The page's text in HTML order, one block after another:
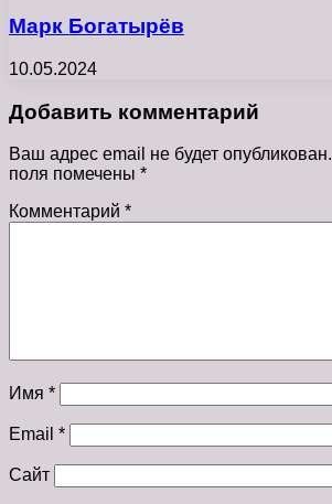
Марк Богатырёв
10.05.2024
Добавить комментарий
Ваш адрес email не будет опубликован.
поля помечены *
Комментарий *
Имя *
Email *
Сайт